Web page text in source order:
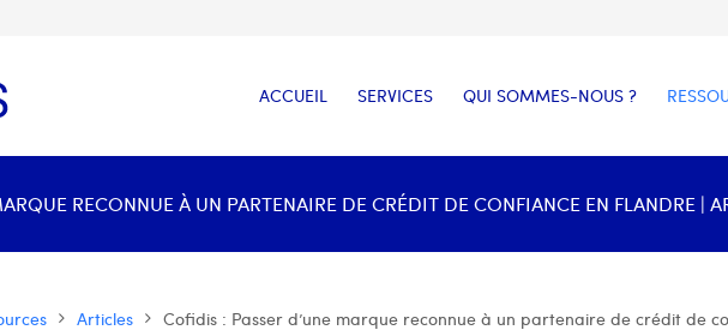
ACCUEIL SERVICES QUI SOMMES-NOUS ?
RECONNUE À UN PARTENAIRE DE CRÉDIT DE CONFIANCE EN FLANDRE |
Articles Cofidis : Passer d’une marque reconnue à un partenaire de crédit de